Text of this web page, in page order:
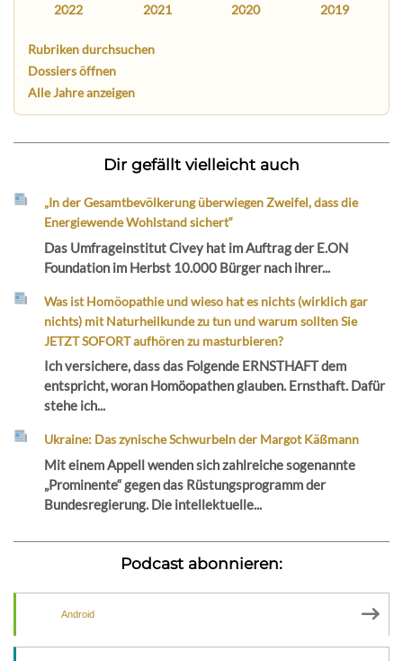
2022 2021 2020 2019
Rubriken durchsuchen
Dossiers öffnen
Alle Jahre anzeigen
Dir gefällt vielleicht auch
„In der Gesamtbevölkerung überwiegen Zweifel, dass die
Energiewende Wohlstand sichert“
Das Umfrageinstitut Civey hat im Auftrag der E.ON
Foundation im Herbst 10.000 Bürger nach ihrer...
Was ist Homöopathie und wieso hat es nichts (wirklich gar
nichts) mit Naturheilkunde zu tun und warum sollten Sie
JETZT SOFORT aufhören zu masturbieren?
Ich versichere, dass das Folgende ERNSTHAFT dem
entspricht, woran Homöopathen glauben. Ernsthaft. Dafür
stehe ich...
Ukraine: Das zynische Schwurbeln der Margot Käßmann
Mit einem Appell wenden sich zahlreiche sogenannte
„Prominente“ gegen das Rüstungsprogramm der
Bundesregierung. Die intellektuelle...
Podcast abonnieren:
Android